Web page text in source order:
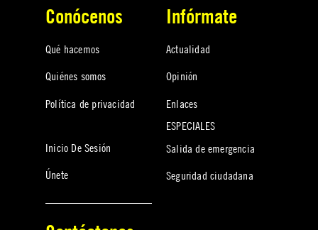
Conócenos
Qué hacemos
Quiénes somos
Política de privacidad
Inicio De Sesión
Únete
Infórmate
Actualidad
Opinión
Enlaces
ESPECIALES
Salida de emergencia
Seguridad ciudadana